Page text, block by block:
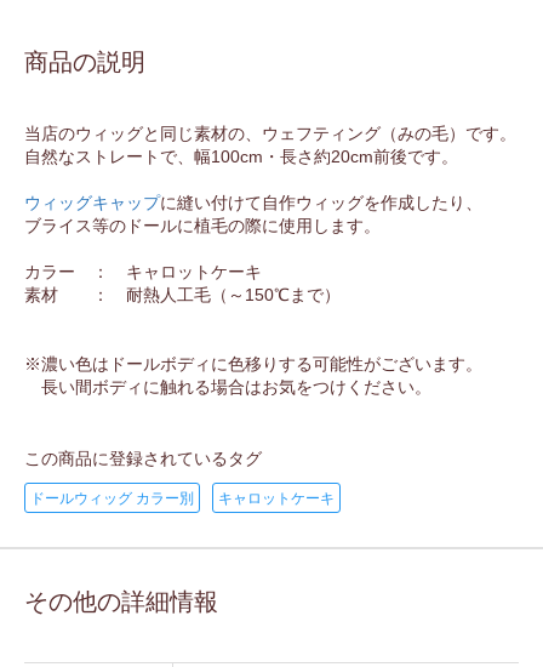
商品の説明
当店のウィッグと同じ素材の、ウェフティング（みの毛）です。
自然なストレートで、幅100cm・長さ約20cm前後です。
ウィッグキャップに縫い付けて自作ウィッグを作成したり、
ブライス等のドールに植毛の際に使用します。
カラー ： キャロットケーキ
素材 ： 耐熱人工毛（～150℃まで）
※濃い色はドールボディに色移りする可能性がございます。
長い間ボディに触れる場合はお気をつけください。
この商品に登録されているタグ
ドールウィッグ カラー別 キャロットケーキ
その他の詳細情報